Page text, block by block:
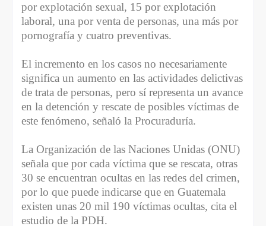
por explotación sexual, 15 por explotación
laboral, una por venta de personas, una más por
pornografía y cuatro preventivas.
El incremento en los casos no necesariamente
significa un aumento en las actividades delictivas
de trata de personas, pero sí representa un avance
en la detención y rescate de posibles víctimas de
este fenómeno, señaló la Procuraduría.
La Organización de las Naciones Unidas (ONU)
señala que por cada víctima que se rescata, otras
30 se encuentran ocultas en las redes del crimen,
por lo que puede indicarse que en Guatemala
existen unas 20 mil 190 víctimas ocultas, cita el
estudio de la PDH.